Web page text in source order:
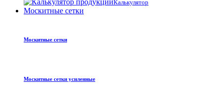
Калькулятор
Москитные сетки
Москитные сетки
Москитные сетки усиленные